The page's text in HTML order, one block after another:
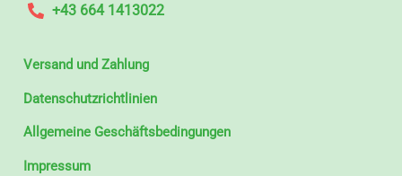
+43 664 1413022
Versand und Zahlung
Datenschutzrichtlinien
Allgemeine Geschäftsbedingungen
Impressum